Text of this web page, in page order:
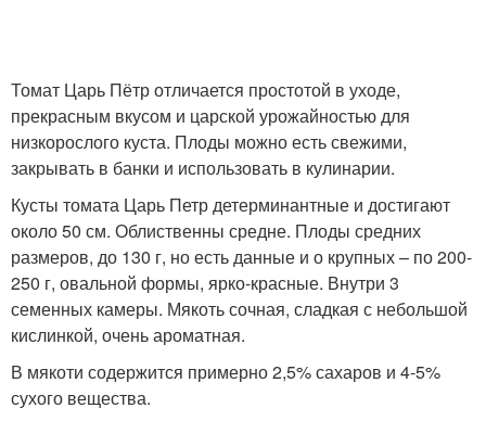
Томат Царь Пётр отличается простотой в уходе,
прекрасным вкусом и царской урожайностью для
низкорослого куста. Плоды можно есть свежими,
закрывать в банки и использовать в кулинарии.
Кусты томата Царь Петр детерминантные и достигают
около 50 см. Облиственны средне. Плоды средних
размеров, до 130 г, но есть данные и о крупных – по 200-
250 г, овальной формы, ярко-красные. Внутри 3
семенных камеры. Мякоть сочная, сладкая с небольшой
кислинкой, очень ароматная.
В мякоти содержится примерно 2,5% сахаров и 4-5%
сухого вещества.